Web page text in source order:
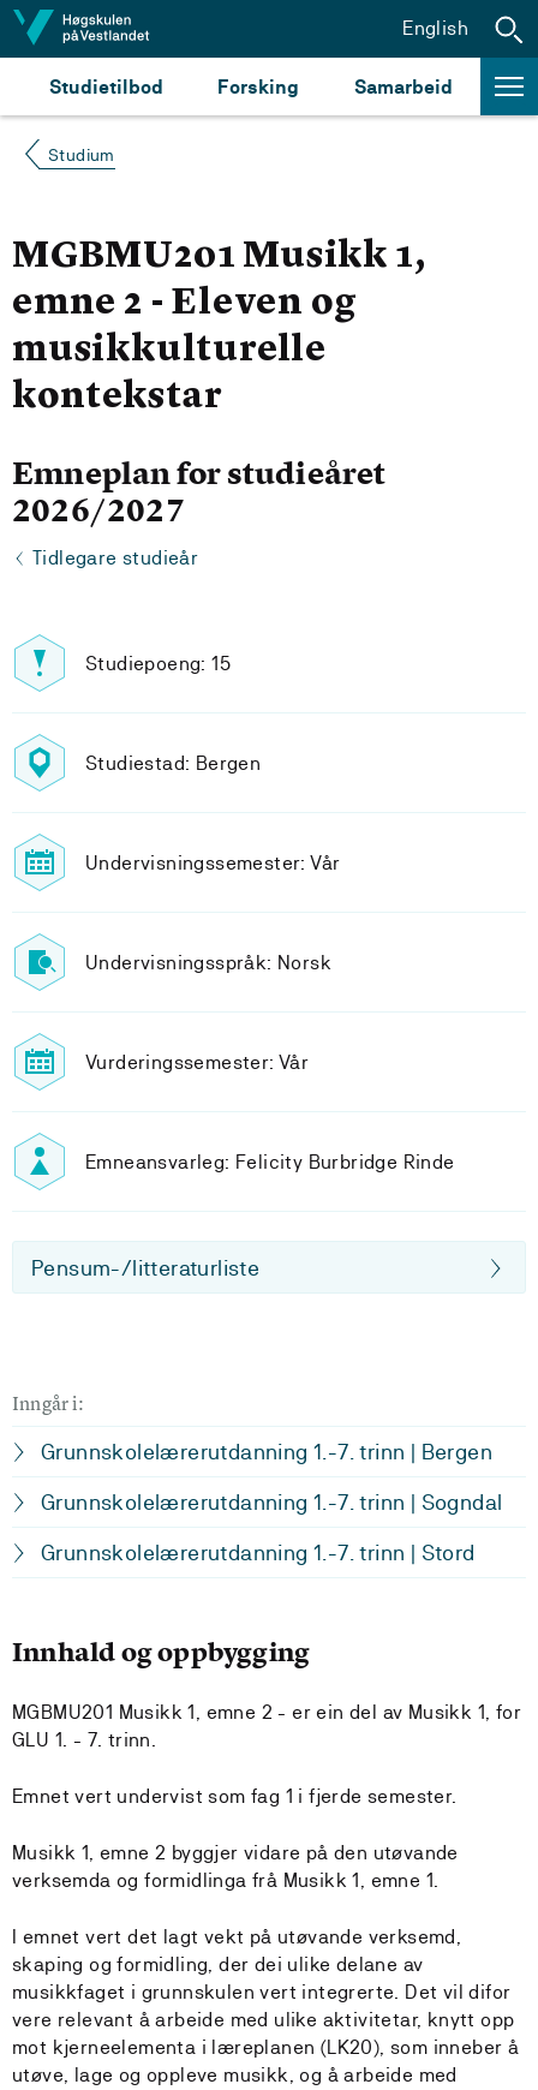
Hopp til innhald
Studietilbod Forsking Samarbeid
English
Studium
MGBMU201 Musikk 1,
emne 2 - Eleven og
musikkulturelle
kontekstar
Emneplan for studieåret
2026/2027
Tidlegare studieår
Studiepoeng: 15
Studiestad: Bergen
Undervisningssemester: Vår
Undervisningsspråk: Norsk
Vurderingssemester: Vår
Emneansvarleg: Felicity Burbridge Rinde
Pensum-/litteraturliste
Inngår i:
Grunnskolelærerutdanning 1.-7. trinn | Bergen
Grunnskolelærerutdanning 1.-7. trinn | Sogndal
Grunnskolelærerutdanning 1.-7. trinn | Stord
Innhald og oppbygging
MGBMU201 Musikk 1, emne 2 - er ein del av Musikk 1, for
GLU 1. - 7. trinn.
Emnet vert undervist som fag 1 i fjerde semester.
Musikk 1, emne 2 byggjer vidare på den utøvande
verksemda og formidlinga frå Musikk 1, emne 1.
I emnet vert det lagt vekt på utøvande verksemd,
skaping og formidling, der dei ulike delane av
musikkfaget i grunnskulen vert integrerte. Det vil difor
vere relevant å arbeide med ulike aktivitetar, knytt opp
mot kjerneelementa i læreplanen (LK20), som inneber å
utøve, lage og oppleve musikk, og å arbeide med